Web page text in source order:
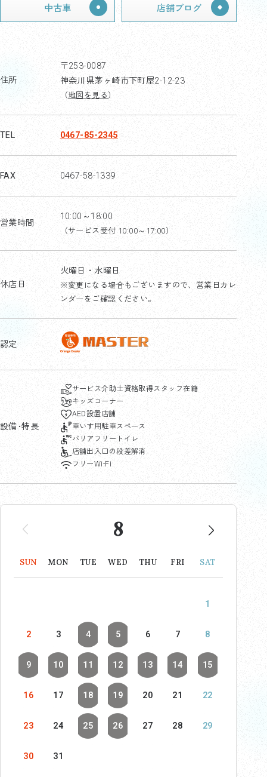
中古車 店舗ブログ
住所
〒253-0087
神奈川県茅ヶ崎市下町屋2-12-23
（地図を見る ）
TEL 0467-85-2345
FAX 0467-58-1339
営業時間
10:00～18:00
（サービス受付 10:00～17:00）
休店日
火曜日・水曜日
※変更になる場合もございますので、営業日カレ
ンダーをご確認ください。
認定
設備･特長
サービス介助士資格取得スタッフ在籍
キッズコーナー
AED設置店舗
車いす用駐車スペース
バリアフリートイレ
店舗出入口の段差解消
フリーWi-Fi
8
SUN MON TUE WED THU FRI SAT
1
2 3 4 5 6 7 8
9 10 11 12 13 14 15
16 17 18 19 20 21 22
23 24 25 26 27 28 29
30 31